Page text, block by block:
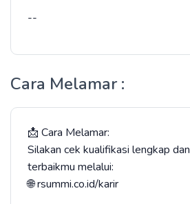
--
Cara Melamar :
📩 Cara Melamar:
Silakan cek kualifikasi lengkap
terbaikmu melalui:
🌐 rsummi.co.id/karir